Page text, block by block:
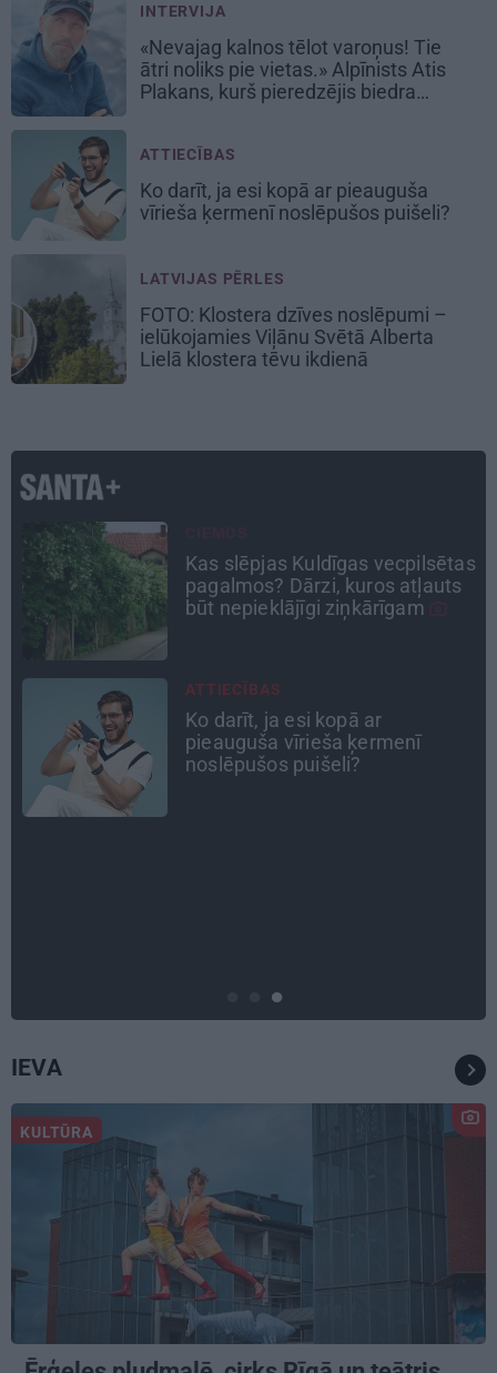
INTERVIJA
«Nevajag kalnos tēlot varoņus! Tie
ātri noliks pie vietas.» Alpīnists Atis
Plakans, kurš pieredzējis biedra
ATTIECĪBAS
Ko darīt, ja esi kopā ar pieauguša
vīrieša ķermenī noslēpušos puišeli?
LATVIJAS PĒRLES
FOTO: Klostera dzīves noslēpumi –
ielūkojamies Viļānu Svētā Alberta
Lielā klostera tēvu ikdienā
Noklusētās dzimtas saites,
attiecības ar brāli un 7. bērns kā
brīnums: atklāta saruna ar Andri
CEĻOJUMA PLĀNS
Draudzeņu ceļojums bez
drāmām: noderīgi padomi
plānošanai un 16 galamērķu
IEVA
KULTŪRA